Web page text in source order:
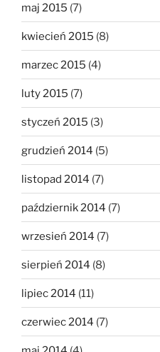
maj 2015 (7)
kwiecień 2015 (8)
marzec 2015 (4)
luty 2015 (7)
styczeń 2015 (3)
grudzień 2014 (5)
listopad 2014 (7)
październik 2014 (7)
wrzesień 2014 (7)
sierpień 2014 (8)
lipiec 2014 (11)
czerwiec 2014 (7)